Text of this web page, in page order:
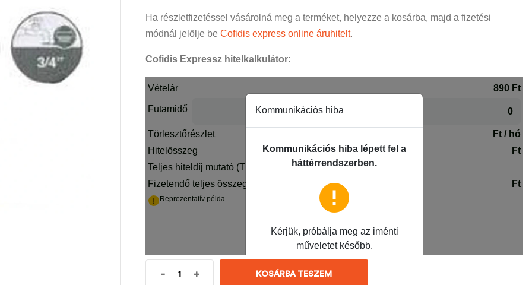
Ha részletfizetéssel vásárolná meg a terméket, helyezze a kosárba, majd a fizetési
módnál jelölje beCofidis express online áruhitelt.
Cofidis Expressz hitelkalkulátor:
- + KOSÁRBA TESZEM